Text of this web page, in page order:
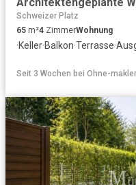
Schweizer Platz
65 m²4 ZimmerWohnung
·Keller·Balkon·Terrasse·
Seit 3 Wochen bei Ohne-makler